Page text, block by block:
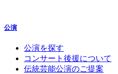
公演
公演を探す
コンサート後援について
伝統芸能公演のご提案